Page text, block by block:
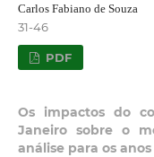
Carlos Fabiano de Souza
31-46
PDF
Os impactos do
Janeiro sobre o
análise para os